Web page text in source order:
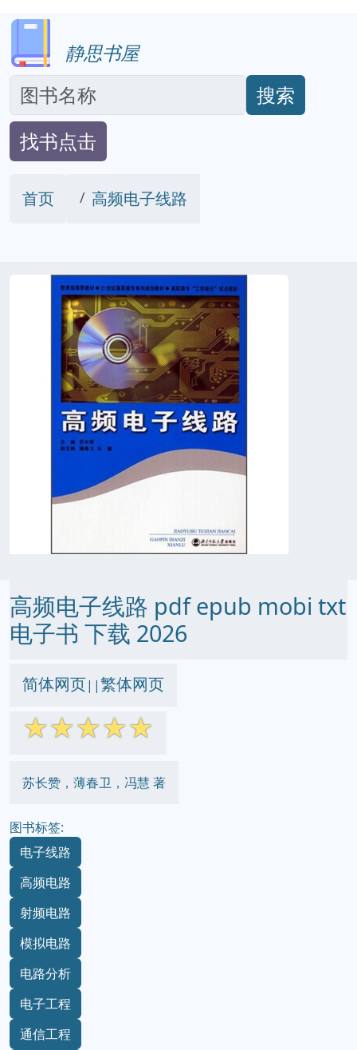
静思书屋
搜索
找书点击
首页 高频电子线路
高频电子线路 pdf epub mobi txt
电子书 下载 2026
简体网页||繁体网页
☆☆☆☆☆
苏长赞，薄春卫，冯慧 著
图书标签:
电子线路
高频电路
射频电路
模拟电路
电路分析
电子工程
通信工程